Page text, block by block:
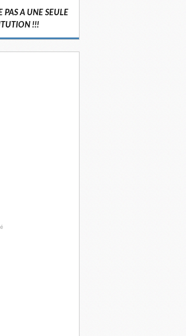
PAS A UNE SEULE
!!!